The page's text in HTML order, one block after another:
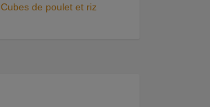
Cubes de poulet et riz